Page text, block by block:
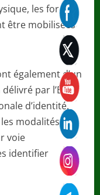
les forces
être mobilisées
également d’un
par l’État,
d’identité.
modalités
voie
identifier